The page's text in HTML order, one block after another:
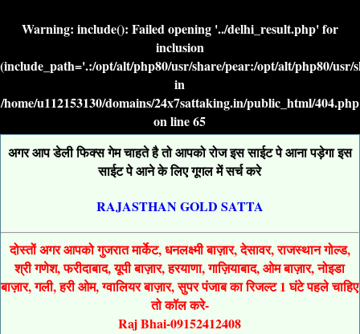
Warning: include(): Failed opening '../delhi_result.php' for
inclusion
(include_path='.:/opt/alt/php80/usr/share/pear:/opt/alt/php80/
in
/home/u112153130/domains/24x7sattaking.in/public_html/404.php
on line65
अगर आप डेली फिक्स गेम चाहते है तो आपको रोज इस साईट पे आना पड़ेगा इस
साईट पे आने के लिए गूगल में सर्च करे
RAJASTHAN GOLD SATTA
दोस्तों अगर आपको गुजरात मार्केट, धनलक्ष्मी बाज़ार, देसावर, राजस्थान गोल्ड,
श्री गणेश, फरीदाबाद, यूपी बाज़ार, हरयाणा, गाज़ियाबाद, ओम बाज़ार, नोइडा
बाज़ार, गली, हरी ओम, ग्वालियर बाज़ार, सुपर पंजाब का रिजल्ट 1 घंटे पहले चाहिए
तो कॉल करे-
Raj Bhai-09152412408